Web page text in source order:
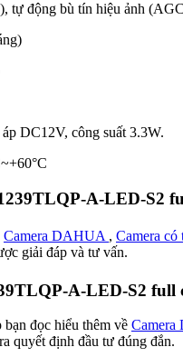
tự động bù tín hiệu ảnh
DC12V, công suất 3.3W.
A-LED-S2
Camera DAHUA , Camera có
giải đáp và tư vấn.
A-LED-S2 full
đọc hiểu thêm về
quyết định đầu tư đúng đắn.